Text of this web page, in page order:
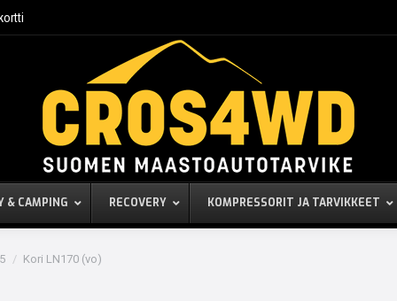
& CAMPING RECOVERY KOMPRESSORIT JA TARVIKKEET
Kori LN170 (vo)